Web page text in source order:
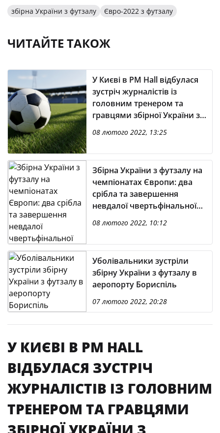
збірна України з футзалу Євро-2022 з футзалу
ЧИТАЙТЕ ТАКОЖ
У Києві в PM Hall відбулася
зустріч журналістів із
головним тренером та
гравцями збірної України з
08 лютого 2022, 13:25
Збірна України з футзалу на
чемпіонатах Європи: два
срібла та завершення
невдалої чвертьфінальної
08 лютого 2022, 10:12
Уболівальники зустріли
збірну України з футзалу в
аеропорту Бориспіль
07 лютого 2022, 20:28
У КИЄВІ В PM HALL
ВІДБУЛАСЯ ЗУСТРІЧ
ЖУРНАЛІСТІВ ІЗ ГОЛОВНИМ
ТРЕНЕРОМ ТА ГРАВЦЯМИ